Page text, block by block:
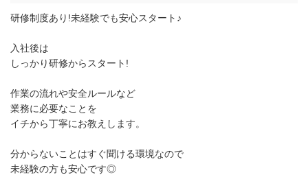
研修制度あり!未経験でも安心スタート♪
入社後は
しっかり研修からスタート!
作業の流れや安全ルールなど
業務に必要なことを
イチから丁寧にお教えします。
分からないことはすぐ聞ける環境なので
未経験の方も安心です◎